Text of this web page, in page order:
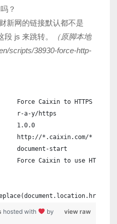
？
新网的链接默认都不是
js 来跳转。
（原脚本地
scripts/38930-force-http-
Force Caixin to HTTPS
r-a-y/https
1.0.0
http://*.caixin.com/*
document-start
Force Caixin to use HTTPS.
view raw
hosted with
by